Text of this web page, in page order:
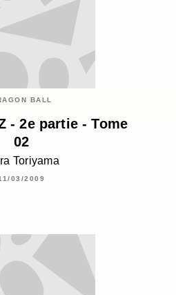
BALL
- 2e partie - Tome
02
Toriyama
03/2009